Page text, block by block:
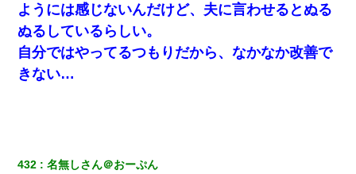
22歳の頃、父に36歳の男性とお見合いをしてくれと頼まれた。父
の親会社の経営者の息子さんだったので、父も喜んで私の写真を
送ったんだが→
中途採用のAが部長から呼び出された。Aはヘラヘラと部屋に入っ
ようには感じないんだけど、夫に言わせるとぬる
ぬるしているらしい。
自分ではやってるつもりだから、なかなか改善で
きない…
432 名無しさん＠おーぷん